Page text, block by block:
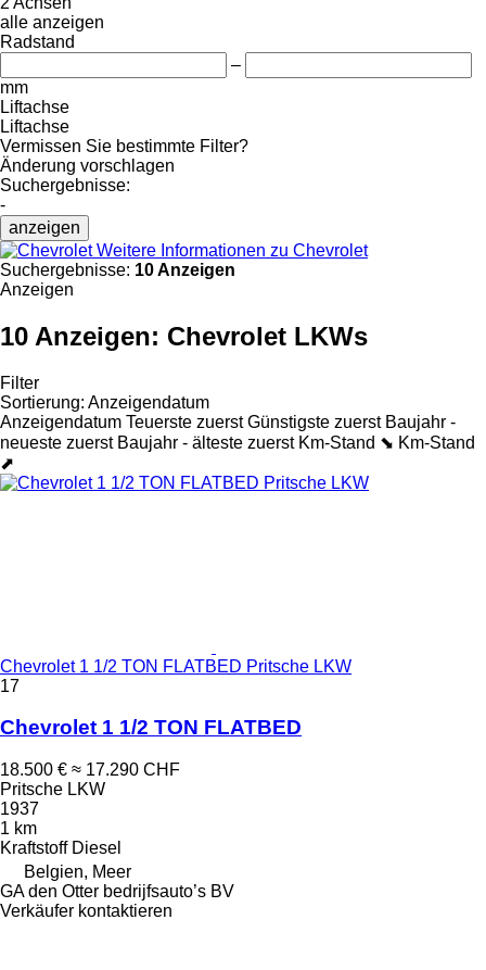
alle anzeigen
Radstand
–
mm
Liftachse
Liftachse
Vermissen Sie bestimmte Filter?
Änderung vorschlagen
Suchergebnisse:
-
anzeigen
Weitere Informationen zu Chevrolet
Suchergebnisse: 10 Anzeigen
Anzeigen
10 Anzeigen: Chevrolet LKWs
Filter
Sortierung: Anzeigendatum
Anzeigendatum Teuerste zuerst Günstigste zuerst Baujahr -
neueste zuerst Baujahr - älteste zuerst Km-Stand ⬊ Km-Stand
⬈
Chevrolet 1 1/2 TON FLATBED Pritsche LKW
17
Chevrolet 1 1/2 TON FLATBED
18.500 € ≈ 17.290 CHF
Pritsche LKW
1937
1 km
Kraftstoff Diesel
Belgien, Meer
GA den Otter bedrijfsauto’s BV
Verkäufer kontaktieren